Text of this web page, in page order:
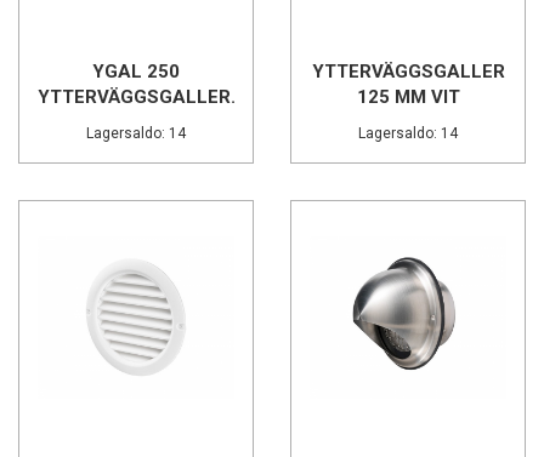
YGAL 250
YTTERVÄGGSGALLER...
Lagersaldo: 14
YTTERVÄGGSGALLER
125 MM VIT
Lagersaldo: 14